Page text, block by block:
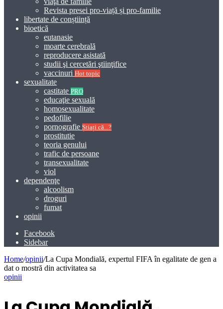
Revista presei pro-viață și pro-familie
libertate de conștiință
bioetică
eutanasie
moarte cerebrală
reproducere asistată
studii şi cercetări ştiinţifice
vaccinuri Hot topic
sexualitate
castitate PRO
educaţie sexuală
homosexualitate
pedofilie
pornografie Știați că...?
prostitutie
teoria genului
trafic de persoane
transexualitate
viol
dependenţe
alcoolism
droguri
fumat
opinii
Facebook
Sidebar
Home/opinii/La Cupa Mondială, expertul FIFA în egalitate de gen a
dat o mostră din activitatea sa
opinii